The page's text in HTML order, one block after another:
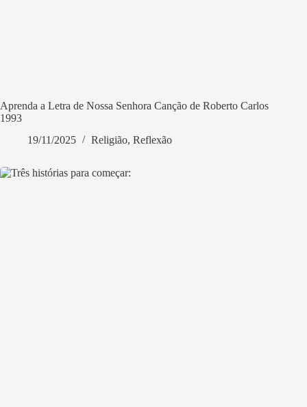
Aprenda a Letra de Nossa Senhora Canção de Roberto Carlos
1993
19/11/2025
Religião, Reflexão